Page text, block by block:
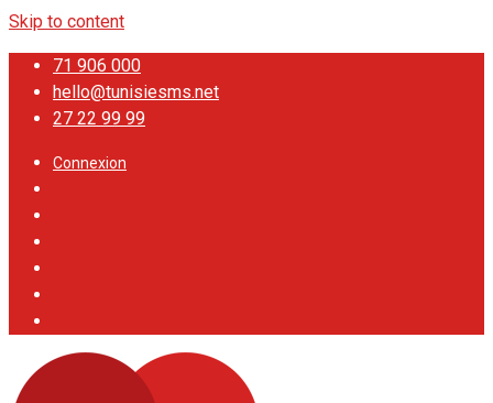
Skip to content
71 906 000
hello@tunisiesms.net
27 22 99 99
Connexion